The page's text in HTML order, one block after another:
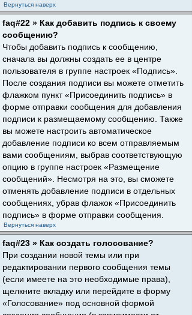
Вернуться наверх
faq#22 » Как добавить подпись к своему
сообщению?
Чтобы добавить подпись к сообщению,
сначала вы должны создать ее в центре
пользователя в группе настроек «Подпись».
После создания подписи вы можете отметить
флажком пункт «Присоединить подпись» в
форме отправки сообщения для добавления
подписи к размещаемому сообщению. Также
вы можете настроить автоматическое
добавление подписи ко всем отправляемым
вами сообщениям, выбрав соответствующую
опцию в группе настроек «Размещение
сообщений». Несмотря на это, вы сможете
отменять добавление подписи в отдельных
сообщениях, убрав флажок «Присоединить
подпись» в форме отправки сообщения.
Вернуться наверх
faq#23 » Как создать голосование?
При создании новой темы или при
редактировании первого сообщения темы
(если имеете на это необходимые права),
щелкните вкладку или перейдите в форму
«Голосование» под основной формой